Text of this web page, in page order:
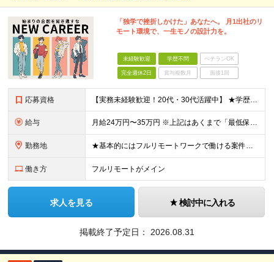
「独学で挫折しかけた」あなたへ。 月1出社のリ
モート環境で、一生モノの設計力を。
未経験歓迎 学歴不問 ベテランOK
完全週休2日 賞与複数月 面接1回
応募資格 【実務未経験歓迎！20代・30代活躍中】 ★学歴・職歴不問！ ★「独学やスクールでプログラミングに触れたことがある」という方大歓迎！ （言語の種類や習熟度は問いません。まずは学習意欲・主体性を重視しま
給与 月給24万円〜35万円 ※上記はあくまで「最低保証額」です。 ※試用期間はありません。初月から一律この給与が保証されます。 ※残業代は全額支給します ＼未経験スタートでも安心♪／ スキルゼロからス
勤務地 ★基本的にはフルリモートワークで働ける案件を獲得しています ※経験が浅い方は出社しながら経験を積んでいき、追ってフルリモートに移行します 【本社】 東京都千代田区外神田4-14-1 秋葉原UDX 4
働き方 フルリモートがメイン
求人を見る 検討中に入れる
掲載終了予定日： 2026.08.31